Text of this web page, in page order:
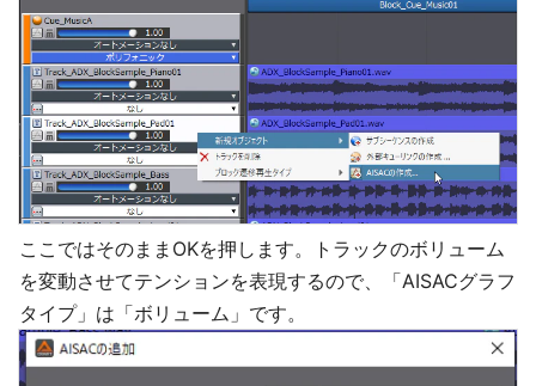
ここではそのままOKを押します。トラックのボリューム
を変動させてテンションを表現するので、「AISACグラフ
タイプ」は「ボリューム」です。